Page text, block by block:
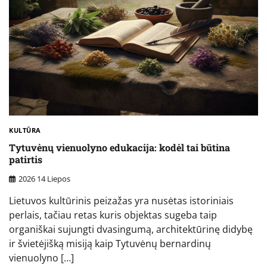
KULTŪRA
Tytuvėnų vienuolyno edukacija: kodėl tai būtina
patirtis
2026 14 Liepos
Lietuvos kultūrinis peizažas yra nusėtas istoriniais
perlais, tačiau retas kuris objektas sugeba taip
organiškai sujungti dvasingumą, architektūrinę didybę
ir švietėjišką misiją kaip Tytuvėnų bernardinų
vienuolyno […]